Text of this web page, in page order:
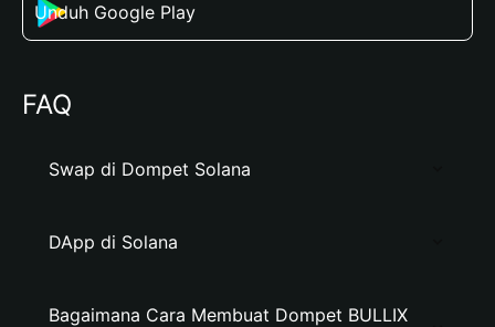
Unduh Google Play
FAQ
Swap di Dompet Solana
DApp di Solana
Bagaimana Cara Membuat Dompet BULLIX